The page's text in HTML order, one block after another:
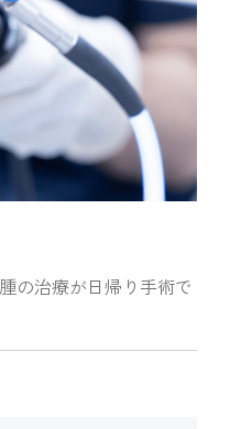
の治療が日帰り手術で